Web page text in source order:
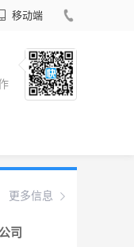
移动端
更多信息
司